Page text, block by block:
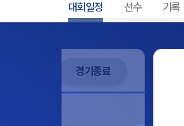
대회일정 선수 기록
경기종료